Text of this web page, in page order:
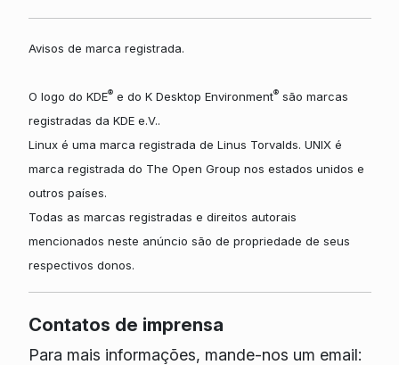
Avisos de marca registrada.
O logo do KDE®e do K Desktop Environment®são marcas
registradas da KDE e.V..
Linux é uma marca registrada de Linus Torvalds. UNIX é
marca registrada do The Open Group nos estados unidos e
outros países.
Todas as marcas registradas e direitos autorais
mencionados neste anúncio são de propriedade de seus
respectivos donos.
Contatos de imprensa
Para mais informações, mande-nos um email: